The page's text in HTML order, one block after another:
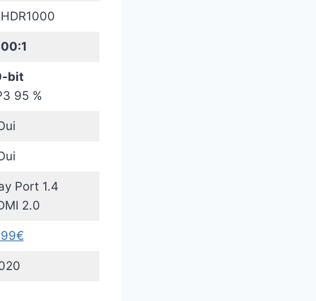
bit
95 %
Port 1.4
2.0